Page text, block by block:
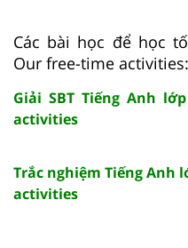
Các bài học để học
Our free-time activities:
Giải SBT Tiếng Anh
activities
Trắc nghiệm Tiếng Anh
activities